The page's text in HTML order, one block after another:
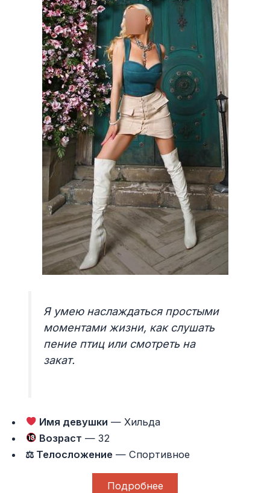
Я умею наслаждаться простыми
моментами жизни, как слушать
пение птиц или смотреть на
закат.
Имя девушки — Хильда
Возраст — 32
⚖ Телосложение — Спортивное
Подробнее